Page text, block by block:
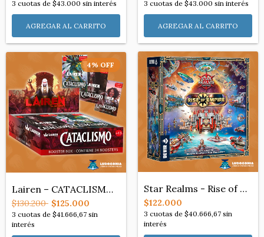
3 cuotas de $43.000 sin interés 3 cuotas de $43.000 sin interés
4%OFF
Lairen – CATACLISMO – Booster Box (x24 s...
$130.200 $125.000
3 cuotas de $41.666,67 sin
interés
Star Realms - Rise of Empire (Español)
$122.000
3 cuotas de $40.666,67 sin
interés